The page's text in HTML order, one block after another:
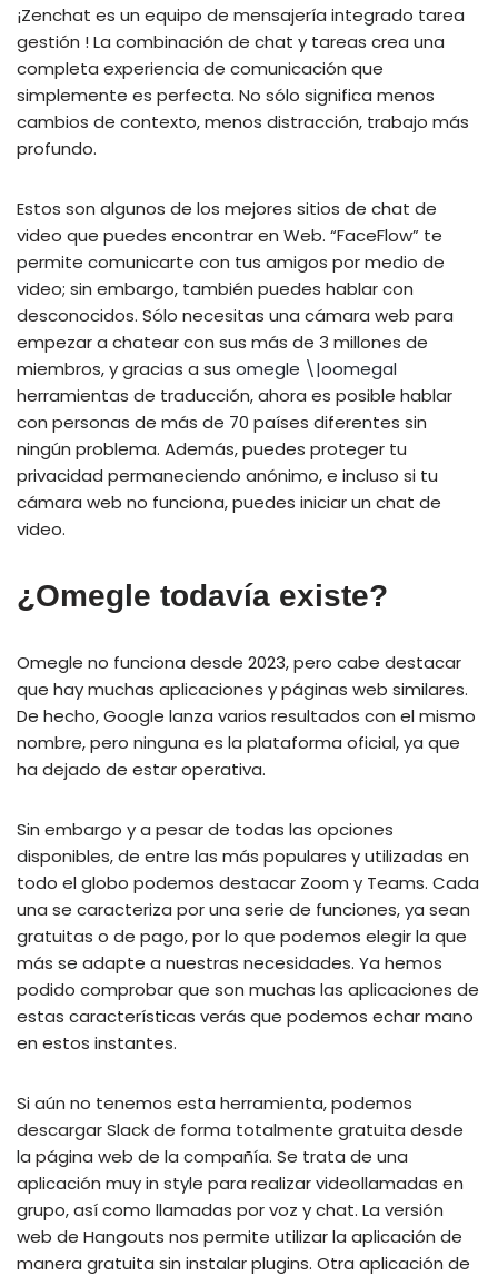
¡Zenchat es un equipo de mensajería integrado tarea
gestión ! La combinación de chat y tareas crea una
completa experiencia de comunicación que
simplemente es perfecta. No sólo significa menos
cambios de contexto, menos distracción, trabajo más
profundo.
Estos son algunos de los mejores sitios de chat de
video que puedes encontrar en Web. “FaceFlow” te
permite comunicarte con tus amigos por medio de
video; sin embargo, también puedes hablar con
desconocidos. Sólo necesitas una cámara web para
empezar a chatear con sus más de 3 millones de
miembros, y gracias a sus omegle \|oomegal
herramientas de traducción, ahora es posible hablar
con personas de más de 70 países diferentes sin
ningún problema. Además, puedes proteger tu
privacidad permaneciendo anónimo, e incluso si tu
cámara web no funciona, puedes iniciar un chat de
video.
¿Omegle todavía existe?
Omegle no funciona desde 2023, pero cabe destacar
que hay muchas aplicaciones y páginas web similares.
De hecho, Google lanza varios resultados con el mismo
nombre, pero ninguna es la plataforma oficial, ya que
ha dejado de estar operativa.
Sin embargo y a pesar de todas las opciones
disponibles, de entre las más populares y utilizadas en
todo el globo podemos destacar Zoom y Teams. Cada
una se caracteriza por una serie de funciones, ya sean
gratuitas o de pago, por lo que podemos elegir la que
más se adapte a nuestras necesidades. Ya hemos
podido comprobar que son muchas las aplicaciones de
estas características verás que podemos echar mano
en estos instantes.
Si aún no tenemos esta herramienta, podemos
descargar Slack de forma totalmente gratuita desde
la página web de la compañía. Se trata de una
aplicación muy in style para realizar videollamadas en
grupo, así como llamadas por voz y chat. La versión
web de Hangouts nos permite utilizar la aplicación de
manera gratuita sin instalar plugins. Otra aplicación de